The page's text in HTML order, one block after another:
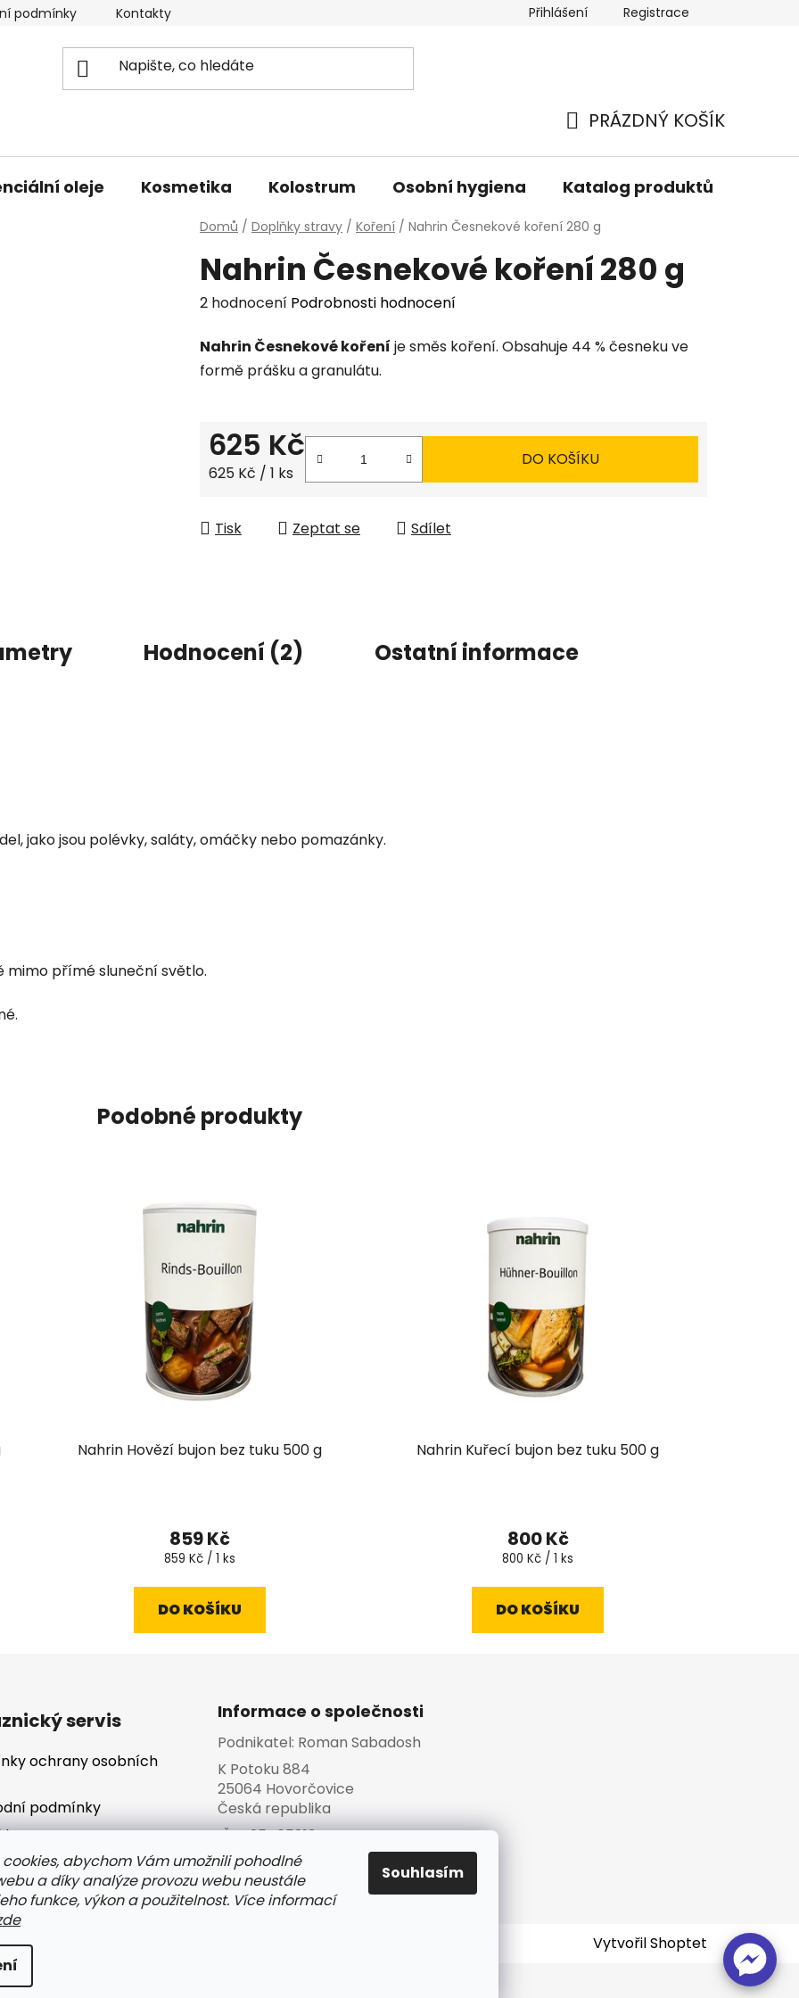
cookies, abychom Vám umožnili pohodlné
a díky analýze provozu webu neustále
funkce, výkon a použitelnost. Více informací
Souhlasím
podmínky Kontakty Přihlášení Registrace
KOŠÍK
PRÁZDNÝ KOŠÍK
oleje Kosmetika Kolostrum Osobní hygiena Katalog produktů
Domů / Doplňky stravy / Koření / Nahrin Česnekové koření 280 g
Nahrin Česnekové koření 280 g
Průměrné
produktu
je
hvězdiček.
2 hodnocení Podrobnosti hodnocení
Nahrin Česnekové koření je směs koření. Obsahuje 44 % česneku ve
formě prášku a granulátu.
625 Kč
Měrná cena:
625 Kč / 1 ks
DO KOŠÍKU
Tisk Zeptat se Sdílet
Hodnocení (2) Ostatní informace
jako jsou polévky, saláty, omáčky nebo pomazánky.
mimo přímé sluneční světlo.
Podobné produkty
Nahrin Hovězí bujon bez tuku 500 g
hodnocení
produktu
5,0
859 Kč
Měrná
859 Kč / 1 ks
DO KOŠÍKU
Nahrin Kuřecí bujon bez tuku 500 g
800 Kč
Měrná
800 Kč / 1 ks
DO KOŠÍKU
servis
ochrany osobních
podmínky
a platba
Informace o společnosti
Podnikatel: Roman Sabadosh
K Potoku 884
25064 Hovorčovice
Česká republika
IČO:25465813
Vytvořil Shoptet